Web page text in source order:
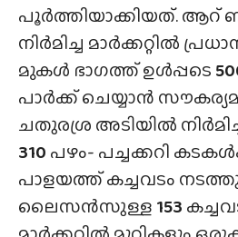
പൂർത്തിയാക്കിയത്. ആറ്
നിർമിച്ച മാർക്കറ്റിൽ
മുകൾ ഭാഗത്ത് ഉൾപ്പടെ
പാർക്ക് ചെയ്യാൻ
ചതുരശ്ര അടിയിൽ
310 പഴം- പച്ചക്കറി
പാളയത്ത് കച്ചവടം
ലൈസൻസുള്ള 153